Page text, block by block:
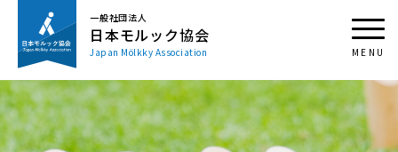
一般社団法人
日本モルック協会
Japan Mölkky Association